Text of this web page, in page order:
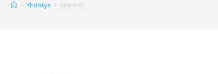
> Yhdistys > Säännöt